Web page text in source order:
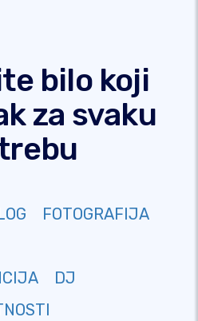
bilo koji
za svaku
FOTOGRAFIJA
DJ